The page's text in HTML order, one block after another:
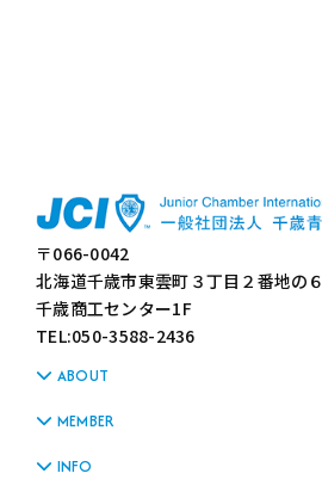
〒066-0042
北海道千歳市東雲町３丁目２番地の６
千歳商工センター1F
TEL:050-3588-2436
ABOUT
MEMBER
INFO